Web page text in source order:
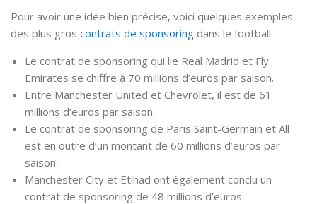
Pour avoir une idée bien précise, voici quelques exemples
des plus gros contrats de sponsoring dans le football.
Le contrat de sponsoring qui lie Real Madrid et Fly
Emirates se chiffre à 70 millions d’euros par saison.
Entre Manchester United et Chevrolet, il est de 61
millions d’euros par saison.
Le contrat de sponsoring de Paris Saint-Germain et All
est en outre d’un montant de 60 millions d’euros par
saison.
Manchester City et Etihad ont également conclu un
contrat de sponsoring de 48 millions d’euros.